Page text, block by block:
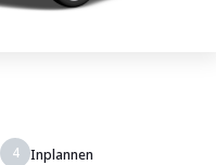
4 Inplannen